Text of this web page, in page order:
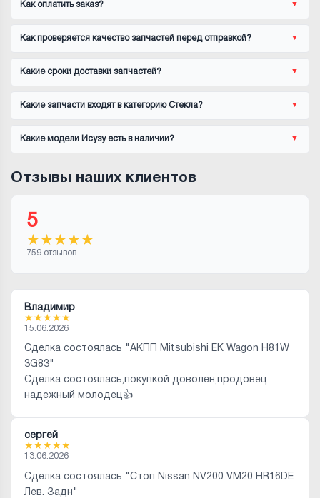
Как оплатить заказ?
Как проверяется качество запчастей перед отправкой?
Какие сроки доставки запчастей?
Какие запчасти входят в категорию Стекла?
Какие модели Исузу есть в наличии?
Отзывы наших клиентов
5
★★★★★
759 отзывов
Владимир
★★★★★
15.06.2026
Сделка состоялась "АКПП Mitsubishi EK Wagon H81W
3G83"
Сделка состоялась,покупкой доволен,продовец
надежный молодец👍
сергей
★★★★★
13.06.2026
Сделка состоялась "Стоп Nissan NV200 VM20 HR16DE
Лев. Задн"